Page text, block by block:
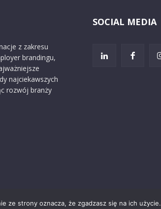
z zakresu
brandingu,
najciekawszych
rozwój branży
SOCIAL MEDIA
ze strony oznacza, że zgadzasz się na ich użycie.